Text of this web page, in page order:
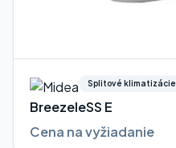
Splitové klimatizácie
BreezeleSS E
Cena na vyžiadanie